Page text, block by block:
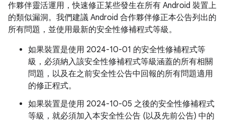
作夥伴靈活運用，快速修正某些發生在所有 Android 裝置上
的類似漏洞。我們建議 Android 合作夥伴修正本公告列出的
所有問題，並使用最新的安全性修補程式等級。
如果裝置是使用 2024-10-01 的安全性修補程式等
級，必須納入該安全性修補程式等級涵蓋的所有相關
問題，以及在之前安全性公告中回報的所有問題適用
的修正程式。
如果裝置是使用 2024-10-05 之後的安全性修補程式
等級，就必須加入本安全性公告 (以及先前公告) 中的